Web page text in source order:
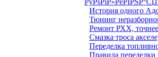
История одного
Тюнинг
Ремонт РХХ,
Смазка троса
Переделка
Правила переделки